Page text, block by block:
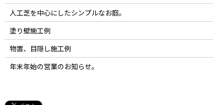
人工芝を中心にしたシンプルなお庭。
塗り壁施工例
物置、目隠し施工例
年末年始の営業のお知らせ。